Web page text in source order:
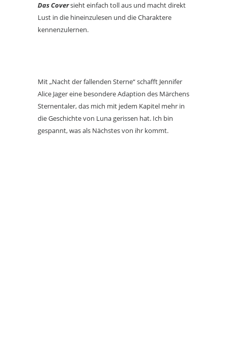
Das Coversieht einfach toll aus und macht direkt
Lust in die hineinzulesen und die Charaktere
kennenzulernen.
Mit „Nacht der fallenden Sterne“ schafft Jennifer
Alice Jager eine besondere Adaption des Märchens
Sternentaler, das mich mit jedem Kapitel mehr in
die Geschichte von Luna gerissen hat. Ich bin
gespannt, was als Nächstes von ihr kommt.